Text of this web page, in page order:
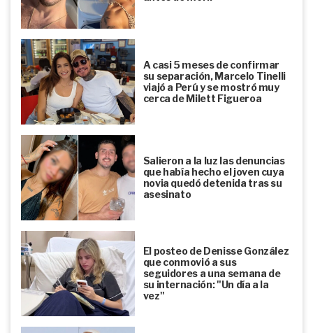
A casi 5 meses de confirmar
su separación, Marcelo Tinelli
viajó a Perú y se mostró muy
cerca de Milett Figueroa
Salieron a la luz las denuncias
que había hecho el joven cuya
novia quedó detenida tras su
asesinato
El posteo de Denisse González
que conmovió a sus
seguidores a una semana de
su internación: "Un día a la
vez"